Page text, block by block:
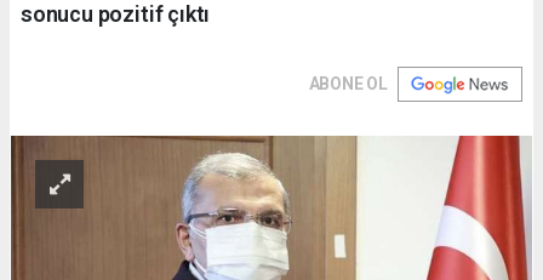
sonucu pozitif çıktı
ABONE OL